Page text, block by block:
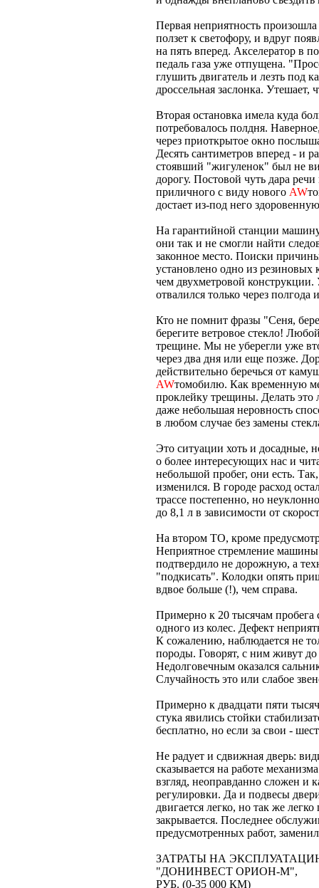
Первая неприятность
ползет к светофору, и вдруг
на пять вперед. Акселератор в
педаль газа уже отпущена.
глушить двигатель и лезть под
дроссельная заслонка. Утешает,
Вторая остановка имела куда
потребовалось полдня.
через приоткрытое окно
Десять сантиметров вперед - и
стоявший "жигуленок" был не
дорогу. Постовой чуть дара
приличного с виду нового AW
достает из-под него
На гарантийной станции
они так и не смогли найти
законное место. Поиски
установлено одно из резиновых
чем двухметровой конструкции.
отвалился только через
Кто не помнит фразы "Сеня,
берегите ветровое стекло!
трещине. Мы не уберегли уже
через два дня или еще позже.
действительно беречься от
AWтомобилю. Как временную
проклейку трещины. Делать это
даже небольшая неровность
в любом случае без замены
Это ситуации хоть и досадные,
о более интересующих нас и
небольшой пробег, они есть.
изменился. В городе расход
трассе постепенно, но
до 8,1 л в зависимости от
На втором ТО, кроме
Неприятное стремление
подтвердило не дорожную, а
"подкисать". Колодки опять
вдвое больше (!), чем справа.
Примерно к 20 тысячам пробега
одного из колес. Дефект
К сожалению, наблюдается не
породы. Говорят, с ним живут
Недолговечным оказался
Случайность это или слабое
Примерно к двадцати пяти
стука явились стойки
бесплатно, но если за свои -
Не радует и сдвижная дверь:
сказывается на работе
взгляд, неоправданно сложен и
регулировки. Да и подвесы
двигается легко, но так же
закрывается. Последнее
предусмотренных работ,
ЗАТРАТЫ НА
"ДОНИНВЕСТ ОРИОН-М",
РУБ. (0-35 000 КМ)